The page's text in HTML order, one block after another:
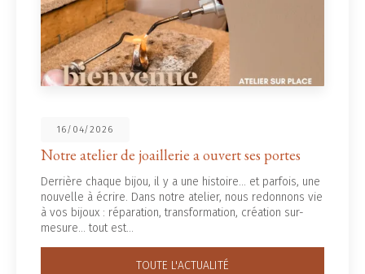
16/04/2026
Notre atelier de joaillerie a ouvert ses portes
Derrière chaque bijou, il y a une histoire... et parfois, une
nouvelle à écrire. Dans notre atelier, nous redonnons vie
à vos bijoux : réparation, transformation, création sur-
mesure… tout est…
TOUTE L'ACTUALITÉ